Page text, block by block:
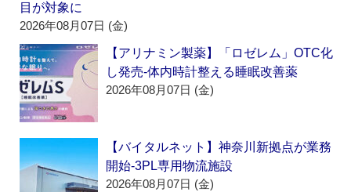
目が対象に
2026年08月07日 (金)
【アリナミン製薬】「ロゼレム」OTC化
し発売‐体内時計整える睡眠改善薬
2026年08月07日 (金)
【バイタルネット】神奈川新拠点が業務
開始‐3PL専用物流施設
2026年08月07日 (金)